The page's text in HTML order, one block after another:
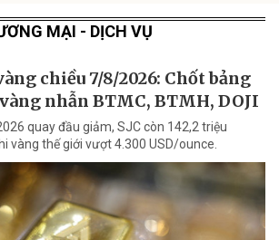
MẠI - DỊCH VỤ
chiều 7/8/2026: Chốt bảng
nhẫn BTMC, BTMH, DOJI
quay đầu giảm, SJC còn 142,2 triệu
vàng thế giới vượt 4.300 USD/ounce.